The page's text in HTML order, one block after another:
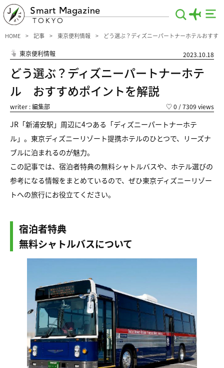
Smart Magazine
TOKYO
HOME 記事 東京便利情報 どう選ぶ？ディズニーパートナーホテルおすす
東京便利情報 2023.10.18
どう選ぶ？ディズニーパートナーホテ
ル おすすめポイントを解説
writer : 編集部 ♡ 0 / 7309 views
JR「新浦安駅」周辺に4つある「ディズニーパートナーホテ
ル」。東京ディズニーリゾート提携ホテルのひとつで、リーズナ
ブルに泊まれるのが魅力。
この記事では、宿泊者特典の無料シャトルバスや、ホテル選びの
参考になる情報をまとめているので、ぜひ東京ディズニーリゾー
トへの旅行にお役立てください。
宿泊者特典
無料シャトルバスについて